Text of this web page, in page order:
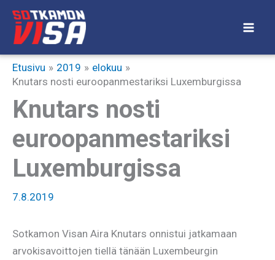
Siirry
sisältöön
Etusivu 2019
elokuu
Knutars nosti euroopanmestariksi Luxemburgissa
Knutars nosti
euroopanmestariksi
Luxemburgissa
7.8.2019
Sotkamon Visan Aira Knutars onnistui jatkamaan
arvokisavoittojen tiellä tänään Luxembeurgin